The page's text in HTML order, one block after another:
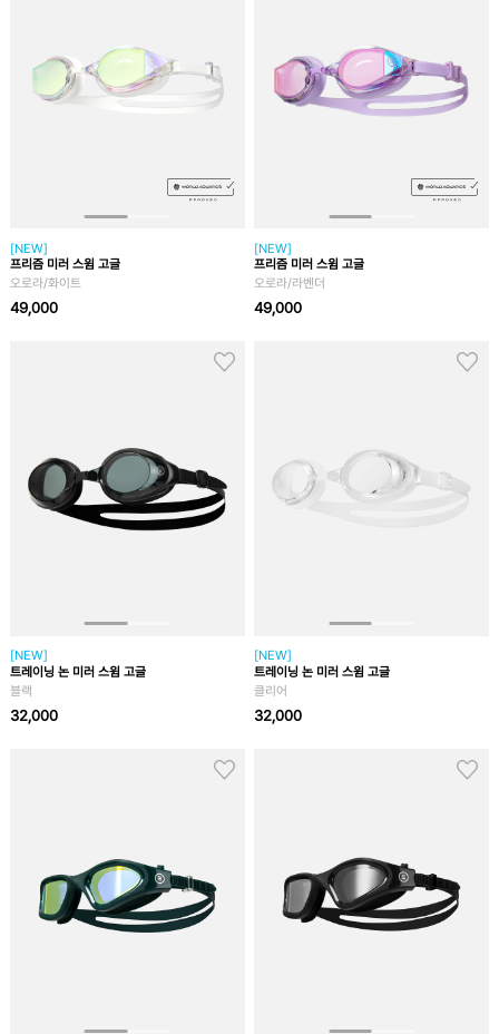
[NEW]
프리즘 미러 스윔 고글
오로라/화이트
49,000
[NEW]
프리즘 미러 스윔 고글
오로라/라벤더
49,000
[NEW]
트레이닝 논 미러 스윔 고글
블랙
32,000
[NEW]
트레이닝 논 미러 스윔 고글
클리어
32,000